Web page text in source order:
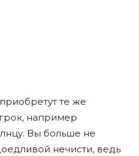
те же
например
Вы больше не
нечисти, ведь